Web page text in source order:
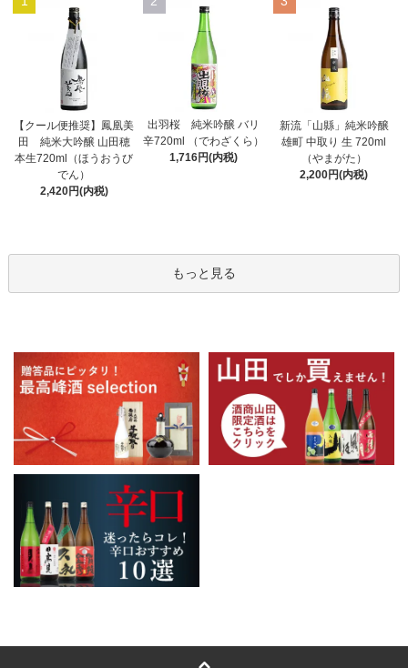
【クール便推奨】鳳凰美
田 純米大吟醸 山田穂
本生720ml（ほうおうび
でん）
2,420円(内税)
出羽桜 純米吟醸 バリ
辛720ml （でわざくら）
1,716円(内税)
新流「山縣」純米吟醸
雄町 中取り 生 720ml
（やまがた）
2,200円(内税)
もっと見る